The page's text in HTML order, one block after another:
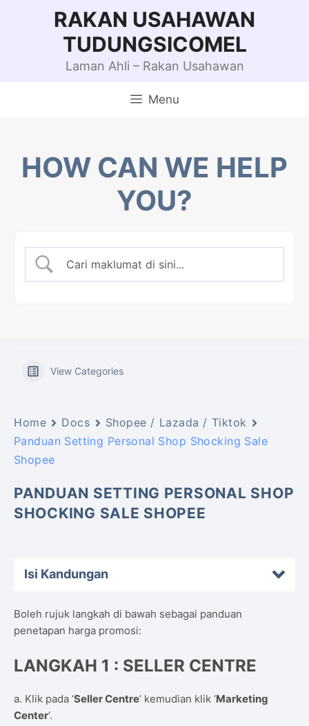
RAKAN USAHAWAN
TUDUNGSICOMEL
Laman Ahli – Rakan Usahawan
Menu
HOW CAN WE HELP
YOU?
View Categories
Home Docs
Shopee / Lazada / Tiktok
Panduan Setting Personal Shop Shocking Sale
Shopee
PANDUAN SETTING PERSONAL SHOP
SHOCKING SALE SHOPEE
Isi Kandungan
Boleh rujuk langkah di bawah sebagai panduan
penetapan harga promosi:
LANGKAH 1 : SELLER CENTRE
a. Klik pada ‘Seller Centre‘ kemudian klik ‘Marketing
Center‘.